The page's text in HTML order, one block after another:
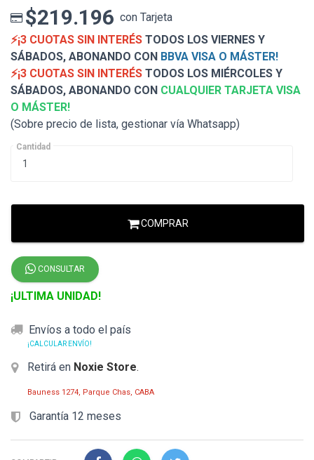
$219.196 con Tarjeta
⚡¡3 CUOTAS SIN INTERÉS TODOS LOS VIERNES Y
SÁBADOS, ABONANDO CON BBVA VISA O MÁSTER!
⚡¡3 CUOTAS SIN INTERÉS TODOS LOS MIÉRCOLES Y
SÁBADOS, ABONANDO CON CUALQUIER TARJETA VISA
O MÁSTER!
(Sobre precio de lista, gestionar vía Whatsapp)
Cantidad
COMPRAR
CONSULTAR
¡ULTIMA UNIDAD!
Envíos a todo el país
¡CALCULAR ENVÍO!
Retirá en Noxie Store.
Bauness 1274, Parque Chas, CABA
Garantía 12 meses